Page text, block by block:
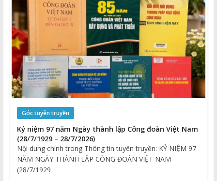
Góc tuyên truyền
Kỷ niệm 97 năm Ngày thành lập Công đoàn Việt Nam
(28/7/1929 – 28/7/2026)
Nội dung chính trong Thông tin tuyên truyền: KỶ NIỆM 97
NĂM NGÀY THÀNH LẬP CÔNG ĐOÀN VIỆT NAM
(28/7/1929